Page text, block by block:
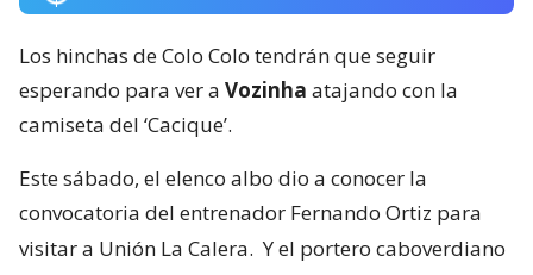
Los hinchas de Colo Colo tendrán que seguir
esperando para ver a Vozinha atajando con la
camiseta del ‘Cacique’.
Este sábado, el elenco albo dio a conocer la
convocatoria del entrenador Fernando Ortiz para
visitar a Unión La Calera. Y el portero caboverdiano